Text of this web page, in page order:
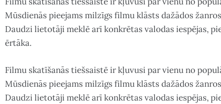
Mūsdienās pieejams milzīgs filmu klāsts dažādos
Daudzi lietotāji meklē arī konkrētas valodas iespējas,
ērtāka.
Filmu skatīšanās tiešsaistē ir kļuvusi par vienu no
Mūsdienās pieejams milzīgs filmu klāsts dažādos
Daudzi lietotāji meklē arī konkrētas valodas iespējas,